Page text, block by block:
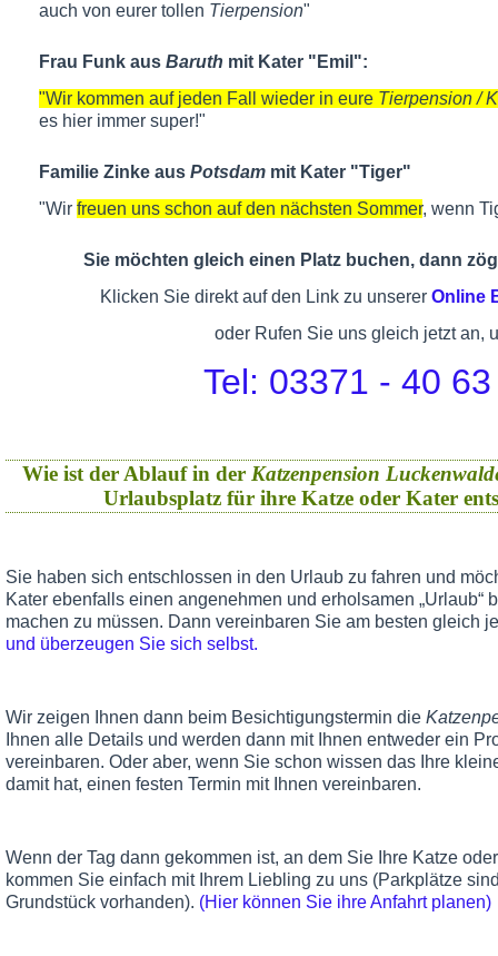
auch von eurer tollen Tierpension"
Frau Funk aus Baruth mit Kater "Emil":
"Wir kommen auf jeden Fall wieder in eure Tierpension /
es hier immer super!"
Familie Zinke aus Potsdam mit Kater "Tiger"
"Wir freuen uns schon auf den nächsten Sommer, wenn
Sie möchten gleich einen Platz buchen, dann
Klicken Sie direkt auf den Link zu unserer Online
oder Rufen Sie uns gleich jetzt an,
Tel: 03371 - 40
Wie ist der Ablauf in der Katzenpension
Urlaubsplatz für ihre Katze oder Kater
Sie haben sich entschlossen in den Urlaub zu fahren und
Kater ebenfalls einen angenehmen und erholsamen „Urlaub“
machen zu müssen. Dann vereinbaren Sie am besten gleich
und überzeugen Sie sich selbst.
Wir zeigen Ihnen dann beim Besichtigungstermin die
Ihnen alle Details und werden dann mit Ihnen entweder ein
vereinbaren. Oder aber, wenn Sie schon wissen das Ihre
damit hat, einen festen Termin mit Ihnen vereinbaren.
Wenn der Tag dann gekommen ist, an dem Sie Ihre Katze
kommen Sie einfach mit Ihrem Liebling zu uns (Parkplätze
Grundstück vorhanden). (Hier können Sie ihre Anfahrt planen)